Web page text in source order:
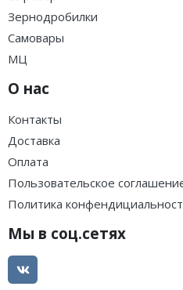
Зернодробилки
Самовары
МЦ
О нас
Контакты
Доставка
Оплата
Пользовательское
Политика
Мы в соц.сетях